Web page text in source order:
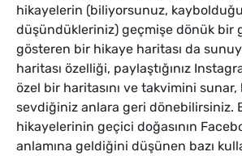
hikayelerin (biliyorsunuz,
düşündükleriniz) geçmişe dönük bir
gösteren bir hikaye haritası da
haritası özelliği, paylaştığınız
özel bir haritasını ve takvimini
sevdiğiniz anlara geri dönebilirsiniz.
hikayelerinin geçici doğasının
anlamına geldiğini düşünen bazı